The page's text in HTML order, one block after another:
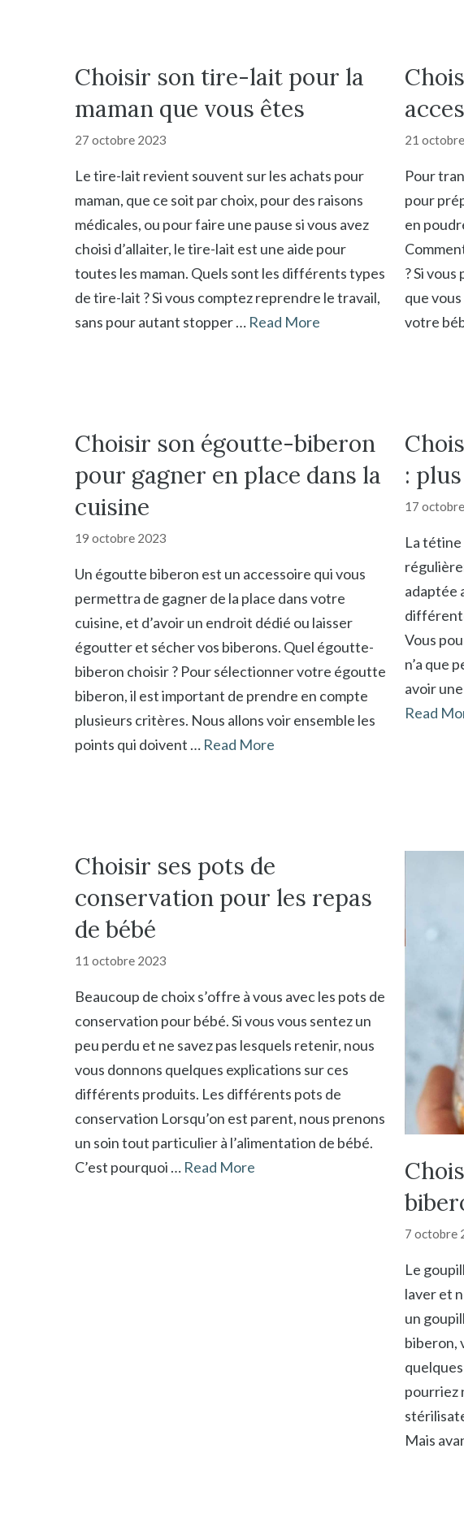
Choisir son tire-lait pour la
maman que vous êtes
27 octobre 2023
Le tire-lait revient souvent sur les achats pour
maman, que ce soit par choix, pour des raisons
médicales, ou pour faire une pause si vous avez
choisi d’allaiter, le tire-lait est une aide pour
toutes les maman. Quels sont les différents types
de tire-lait ? Si vous comptez reprendre le travail,
sans pour autant stopper … Read More
21
Pour
pour
en
? Si
que
votre
Choisir son égoutte-biberon
pour gagner en place dans la
cuisine
19 octobre 2023
Un égoutte biberon est un accessoire qui vous
permettra de gagner de la place dans votre
cuisine, et d’avoir un endroit dédié ou laisser
égoutter et sécher vos biberons. Quel égoutte-
biberon choisir ? Pour sélectionner votre égoutte
biberon, il est important de prendre en compte
plusieurs critères. Nous allons voir ensemble les
points qui doivent … Read More
:
17
La
adaptée
Vous
n’a que
avoir
Read
Choisir ses pots de
conservation pour les repas
de bébé
11 octobre 2023
Beaucoup de choix s’offre à vous avec les pots de
conservation pour bébé. Si vous vous sentez un
peu perdu et ne savez pas lesquels retenir, nous
vous donnons quelques explications sur ces
différents produits. Les différents pots de
conservation Lorsqu’on est parent, nous prenons
un soin tout particulier à l’alimentation de bébé.
C’est pourquoi … Read More
7 octobre
Le
laver et
un
biberon,
pourriez
Mais